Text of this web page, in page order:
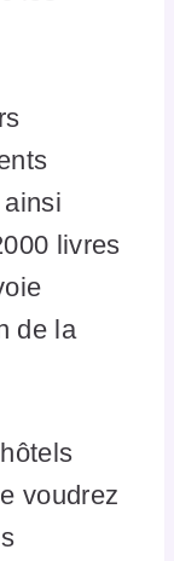
livres
de la
voudrez